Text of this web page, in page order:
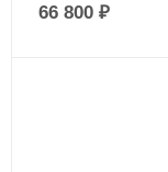
66 800 ₽